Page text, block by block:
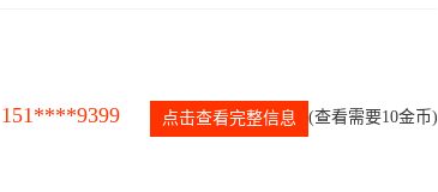
151****9399 点击查看完整信息 (查看需要10金币)